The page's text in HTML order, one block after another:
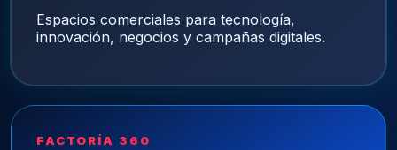
Espacios comerciales para tecnología,
innovación, negocios y campañas digitales.
FACTORÍA 360